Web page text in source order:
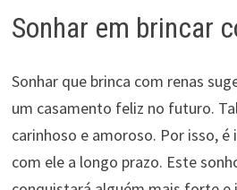
Sonhar em brincar
Sonhar que brinca com renas
um casamento feliz no futuro.
carinhoso e amoroso. Por isso,
com ele a longo prazo. Este